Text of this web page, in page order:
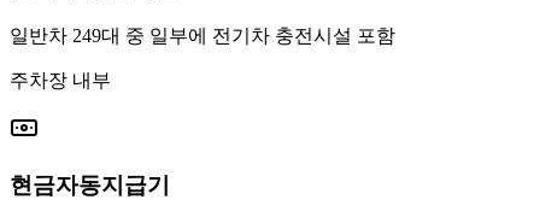
일반차 249대 중 일부에 전기차 충전시설 포함
주차장 내부
현금자동지급기